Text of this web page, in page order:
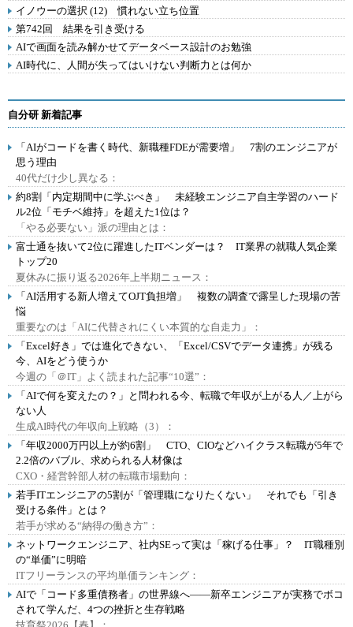
イノウーの選択 (12) 慣れない立ち位置
第742回 結果を引き受ける
AIで画面を読み解かせてデータベース設計のお勉強
AI時代に、人間が失ってはいけない判断力とは何か
自分研 新着記事
「AIがコードを書く時代、新職種FDEが需要増」 7割のエンジニアが
思う理由
40代だけ少し異なる：
約8割「内定期間中に学ぶべき」 未経験エンジニア自主学習のハード
ル2位「モチベ維持」を超えた1位は？
「やる必要ない」派の理由とは：
富士通を抜いて2位に躍進したITベンダーは？ IT業界の就職人気企業
トップ20
夏休みに振り返る2026年上半期ニュース：
「AI活用する新人増えてOJT負担増」 複数の調査で露呈した現場の苦
悩
重要なのは「AIに代替されにくい本質的な自走力」：
「Excel好き」では進化できない、「Excel/CSVでデータ連携」が残る
今、AIをどう使うか
今週の「＠IT」よく読まれた記事“10選”：
「AIで何を変えたの？」と問われる今、転職で年収が上がる人／上がら
ない人
生成AI時代の年収向上戦略（3）：
「年収2000万円以上が約6割」 CTO、CIOなどハイクラス転職が5年で
2.2倍のバブル、求められる人材像は
CXO・経営幹部人材の転職市場動向：
若手ITエンジニアの5割が「管理職になりたくない」 それでも「引き
受ける条件」とは？
若手が求める“納得の働き方”：
ネットワークエンジニア、社内SEって実は「稼げる仕事」？ IT職種別
の“単価”に明暗
ITフリーランスの平均単価ランキング：
AIで「コード多重債務者」の世界線へ――新卒エンジニアが実務でボコ
されて学んだ、4つの挫折と生存戦略